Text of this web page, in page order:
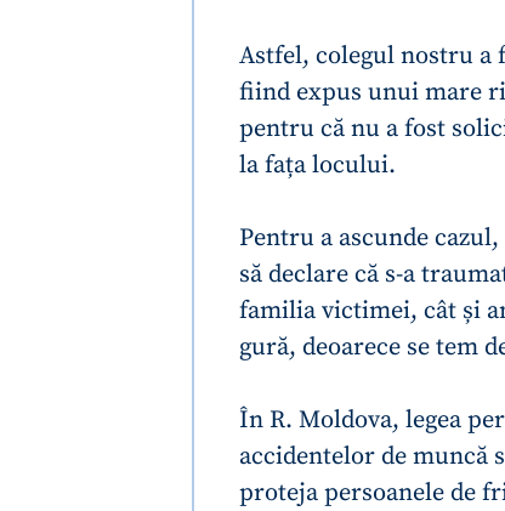
Astfel, colegul nostru a
fiind expus unui mare
pentru că nu a fost
la fața locului.
Pentru a ascunde
să declare că s-a
familia victimei, cât și
gură, deoarece se tem
În R. Moldova, legea
accidentelor de
proteja persoanele de